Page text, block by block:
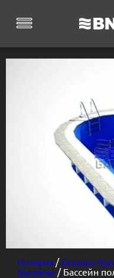
Головна / Економ
басейни / Бассейн